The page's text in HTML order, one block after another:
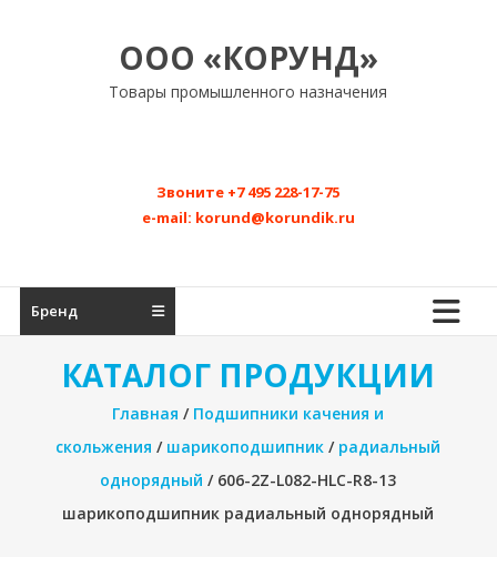
ООО «КОРУНД»
Товары промышленного назначения
Звоните +7 495 228-17-75
e-mail: korund@korundik.ru
Бренд
КАТАЛОГ ПРОДУКЦИИ
Главная / Подшипники качения и
скольжения / шарикоподшипник / радиальный
однорядный / 606-2Z-L082-HLC-R8-13
шарикоподшипник радиальный однорядный